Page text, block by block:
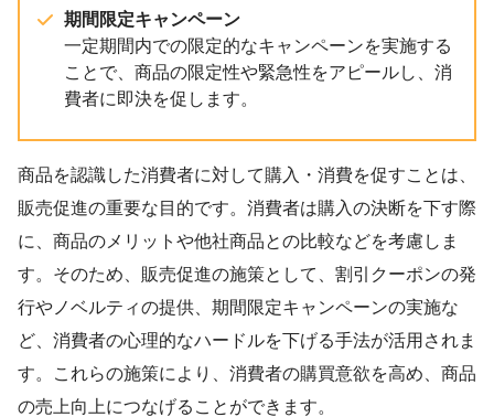
期間限定キャンペーン
一定期間内での限定的なキャンペーンを実施する
ことで、商品の限定性や緊急性をアピールし、消
費者に即決を促します。
商品を認識した消費者に対して購入・消費を促すことは、
販売促進の重要な目的です。消費者は購入の決断を下す際
に、商品のメリットや他社商品との比較などを考慮しま
す。そのため、販売促進の施策として、割引クーポンの発
行やノベルティの提供、期間限定キャンペーンの実施な
ど、消費者の心理的なハードルを下げる手法が活用されま
す。これらの施策により、消費者の購買意欲を高め、商品
の売上向上につなげることができます。